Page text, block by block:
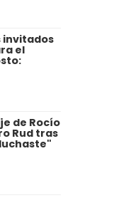
invitados
el
de Rocío
Rud tras